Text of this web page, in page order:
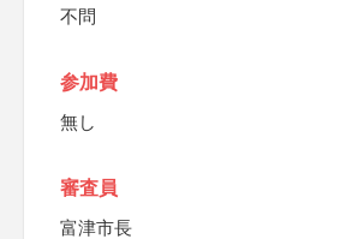
不問
参加費
無し
審査員
富津市長